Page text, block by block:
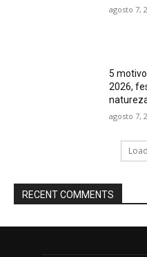
agosto 7,
5
2026,
agosto 7,
RECENT COMMENTS